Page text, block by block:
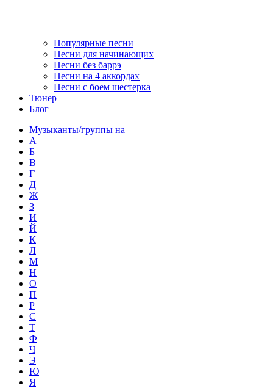
Популярные песни
Песни для начинающих
Песни без баррэ
Песни на 4 аккордах
Песни с боем шестерка
Тюнер
Блог
Музыканты/группы на
А
Б
В
Г
Д
Ж
З
И
Й
К
Л
М
Н
О
П
Р
С
Т
Ф
Ч
Э
Ю
Я